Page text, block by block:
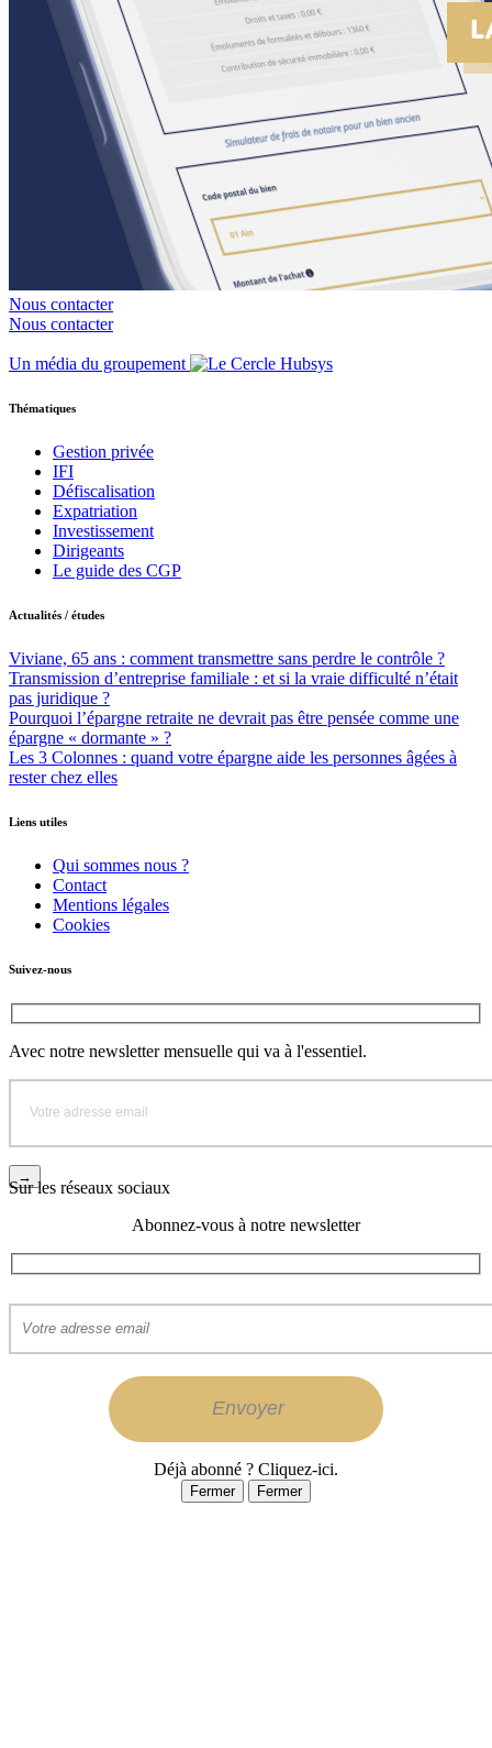
Nous contacter
Nous contacter
Un média du groupement
Thématiques
Gestion privée
IFI
Défiscalisation
Expatriation
Investissement
Dirigeants
Le guide des CGP
Actualités / études
Viviane, 65 ans : comment transmettre sans perdre le contrôle ?
Transmission d’entreprise familiale : et si la vraie difficulté n’était
pas juridique ?
Pourquoi l’épargne retraite ne devrait pas être pensée comme une
épargne « dormante » ?
Les 3 Colonnes : quand votre épargne aide les personnes âgées à
rester chez elles
Liens utiles
Qui sommes nous ?
Contact
Mentions légales
Cookies
Suivez-nous
Avec notre newsletter mensuelle qui va à l'essentiel.
Sur les réseaux sociaux
Abonnez-vous à notre newsletter
Déjà abonné ? Cliquez-ici.
Fermer Fermer